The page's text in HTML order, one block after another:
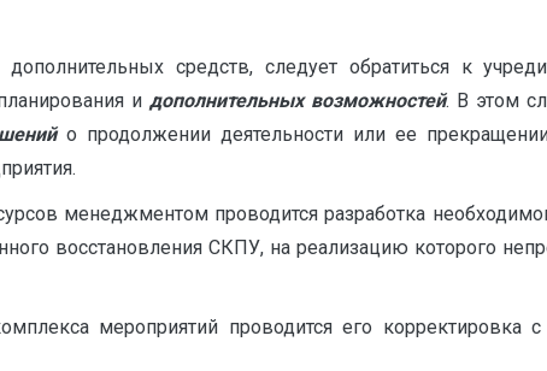
средств, следует обратиться к
и дополнительных возможностей. В этом
о продолжении деятельности или ее
менеджментом проводится разработка
восстановления СКПУ, на реализацию которого
мероприятий проводится его